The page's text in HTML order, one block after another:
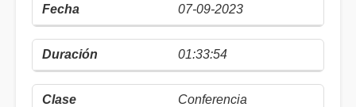
07-09-2023
01:33:54
Conferencia